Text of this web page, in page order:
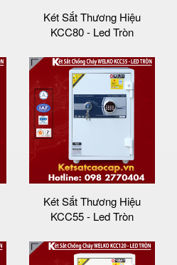
Két Sắt Thương Hiệu
KCC80 - Led Tròn
Két Sắt Thương Hiệu
KCC55 - Led Tròn